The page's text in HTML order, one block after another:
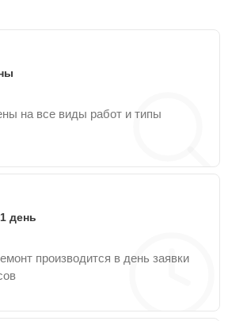
на все виды работ и типы
день
производится в день заявки